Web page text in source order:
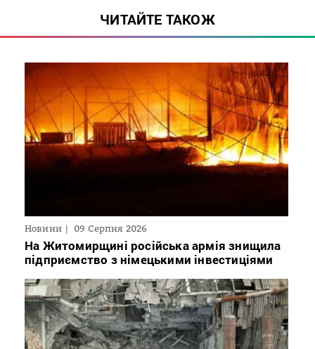
ЧИТАЙТЕ ТАКОЖ
Новини 09 Серпня 2026
На Житомирщині російська армія знищила
підприємство з німецькими інвестиціями